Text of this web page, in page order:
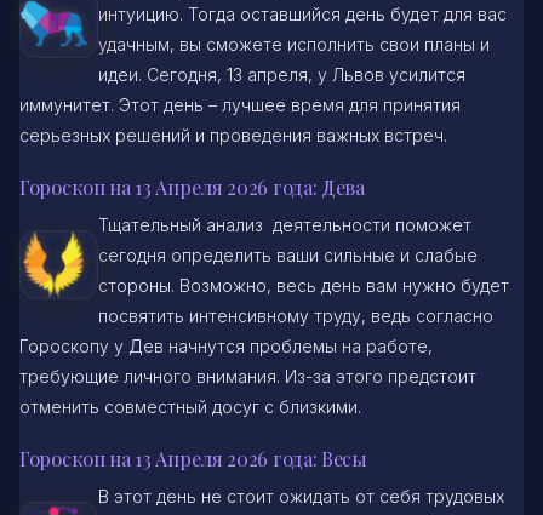
интуицию. Тогда оставшийся день будет для вас
удачным, вы сможете исполнить свои планы и
идеи. Сегодня, 13 апреля, у Львов усилится
иммунитет. Этот день – лучшее время для принятия
серьезных решений и проведения важных встреч.
Гороскоп на 13 Апреля 2026 года: Дева
Тщательный анализ деятельности поможет
сегодня определить ваши сильные и слабые
стороны. Возможно, весь день вам нужно будет
посвятить интенсивному труду, ведь согласно
Гороскопу у Дев начнутся проблемы на работе,
требующие личного внимания. Из-за этого предстоит
отменить совместный досуг с близкими.
Гороскоп на 13 Апреля 2026 года: Весы
В этот день не стоит ожидать от себя трудовых